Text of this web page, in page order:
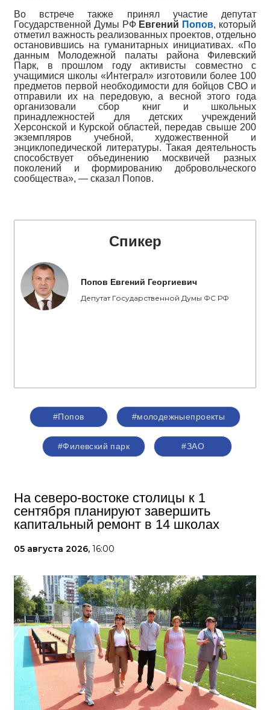
Во встрече также принял участие депутат
Государственной Думы РФ Евгений Попов, который
отметил важность реализованных проектов, отдельно
остановившись на гуманитарных инициативах. «По
данным Молодежной палаты района Филевский
Парк, в прошлом году активисты совместно с
учащимися школы «Интеграл» изготовили более 100
предметов первой необходимости для бойцов СВО и
отправили их на передовую, а весной этого года
организовали сбор книг и школьных
принадлежностей для детских учреждений
Херсонской и Курской областей, передав свыше 200
экземпляров учебной, художественной и
энциклопедической литературы. Такая деятельность
способствует объединению москвичей разных
поколений и формированию добровольческого
сообщества», — сказал Попов.
Спикер
Попов Евгений Георгиевич
Депутат Государственной Думы ФС РФ
#Попов #молодежныепроекты
#Филевский парк #ЗАО
На северо-востоке столицы к 1
сентября планируют завершить
капитальный ремонт в 14 школах
05 августа 2026, 16:00